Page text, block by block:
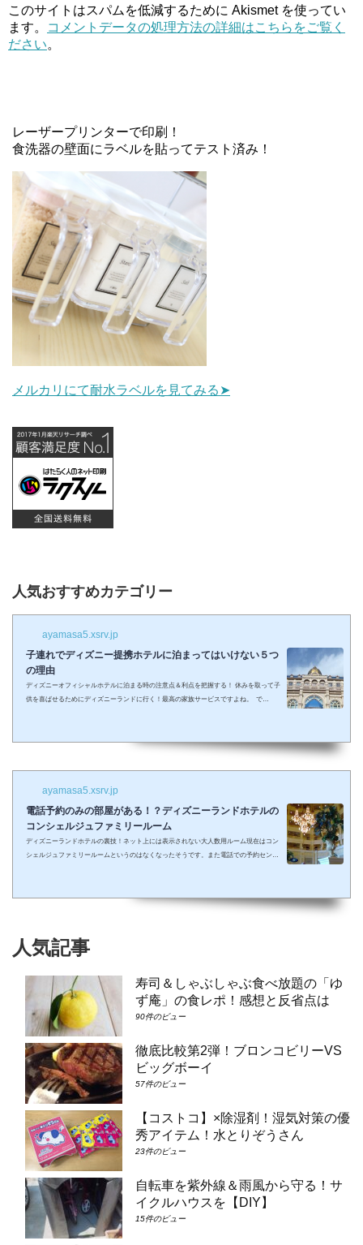
このサイトはスパムを低減するために Akismet を使ってい
ます。
コメントデータの処理方法の詳細はこちらをご覧く
ださい。
レーザープリンターで印刷！
食洗器の壁面にラベルを貼ってテスト済み！
メルカリにて耐水ラベルを見てみる➤
人気おすすめカテゴリー
ayamasa5.xsrv.jp
子連れでディズニー提携ホテルに泊まってはいけない５つ
の理由
ディズニーオフィシャルホテルに泊まる時の注意点＆利点を把握する！ 休みを取って子
供を喜ばせるためにディズニーランドに行く！最高の家族サービスですよね。 で
ラした夢の国を可愛い我が子に見せたかったのに・・・。 そんな時、「ディズニーラ...
ayamasa5.xsrv.jp
電話予約のみの部屋がある！？ディズニーランドホテルの
コンシェルジュファミリールーム
ディズニーランドホテルの裏技！ネット上には表示されない大人数用ルーム現在はコン
シェルジュファミリールームというのはなくなったそうです。また電話での予約センタ
ュ・スーペリアルーム（パークビュー）（7-8階）④コンシェルジュ・デラックスルー
人気記事
寿司＆しゃぶしゃぶ食べ放題の「ゆ
ず庵」の食レポ！感想と反省点は
90件のビュー
徹底比較第2弾！ブロンコビリーVS
ビッグボーイ
57件のビュー
【コストコ】×除湿剤！湿気対策の優
秀アイテム！水とりぞうさん
23件のビュー
自転車を紫外線＆雨風から守る！サ
イクルハウスを【DIY】
15件のビュー